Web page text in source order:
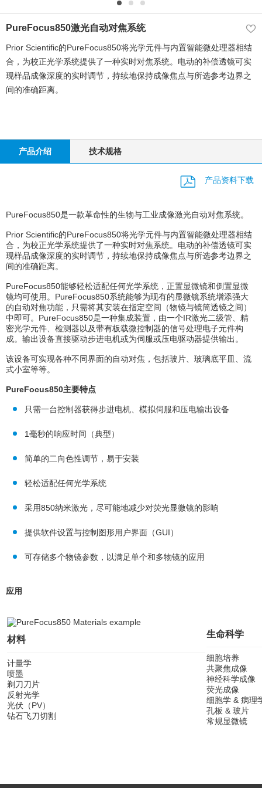
PureFocus850激光自动对焦系统
Prior Scientific的PureFocus850将光学元件与内置智能微处理器相结
合，为校正光学系统提供了一种实时对焦系统。电动的补偿透镜可实
现样品成像深度的实时调节，持续地保持成像焦点与所选参考边界之
间的准确距离。
产品介绍 技术规格
产品资料下载
PureFocus850是一款革命性的生物与工业成像激光自动对焦系统。
Prior Scientific的PureFocus850将光学元件与内置智能微处理器相结
合，为校正光学系统提供了一种实时对焦系统。电动的补偿透镜可实
现样品成像深度的实时调节，持续地保持成像焦点与所选参考边界之
间的准确距离。
PureFocus850能够轻松适配任何光学系统，正置显微镜和倒置显微
镜均可使用。PureFocus850系统能够为现有的显微镜系统增添强大
的自动对焦功能，只需将其安装在指定空间（物镜与镜筒透镜之间）
中即可。PureFocus850是一种集成装置，由一个IR激光二级管、精
密光学元件、检测器以及带有板载微控制器的信号处理电子元件构
成。输出设备直接驱动步进电机或为伺服或压电驱动器提供输出。
该设备可实现各种不同界面的自动对焦，包括玻片、玻璃底平皿、流
式小室等等。
PureFocus850主要特点
只需一台控制器获得步进电机、模拟伺服和压电输出设备
1毫秒的响应时间（典型）
简单的二向色性调节，易于安装
轻松适配任何光学系统
采用850纳米激光，尽可能地减少对荧光显微镜的影响
提供软件设置与控制图形用户界面（GUI）
可存储多个物镜参数，以满足单个和多物镜的应用
应用
材料
计量学
喷墨
剃刀刀片
反射光学
光伏（PV）
钻石飞刀切割
生命科学
细胞培养
共聚焦成像
神经科学成像
荧光成像
细胞学 & 病理
孔板 & 玻片
常规显微镜